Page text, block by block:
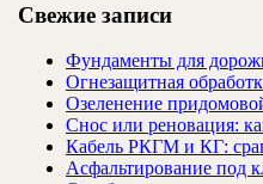
Свежие записи
Фундаменты для
Огнезащитная
Озеленение
Снос или реновация:
Кабель РКГМ и КГ:
Асфальтирование под